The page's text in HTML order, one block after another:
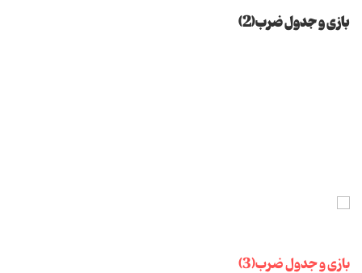
بازی و جدول ضرب(2)
بازی و جدول ضرب(3)